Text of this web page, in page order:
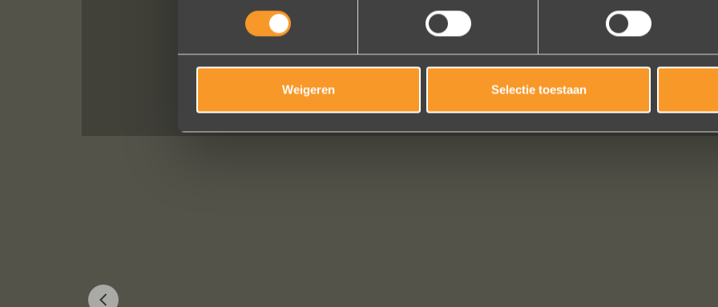
Weigeren Selectie toestaan
verstellen en er een paar steentjes aan toegevoegd, het resultaat is werkelijk schitterend. U
ons volledige vertrouwen.
Eric Marfort
Bekijk al onze reviews